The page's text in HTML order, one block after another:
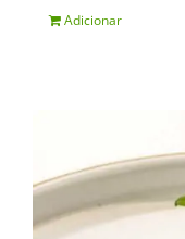
Adicionar